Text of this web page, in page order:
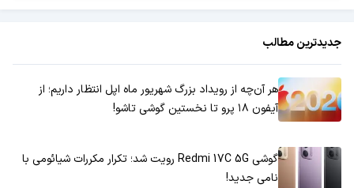
جدیدترین مطالب
هر آن‌چه از رویداد بزرگ شهریور ماه اپل انتظار داریم؛ از
آیفون ۱۸ پرو تا نخستین گوشی تاشو!
گوشی Redmi 17C 5G رویت شد؛ تکرار مکررات شیائومی با
نامی جدید!